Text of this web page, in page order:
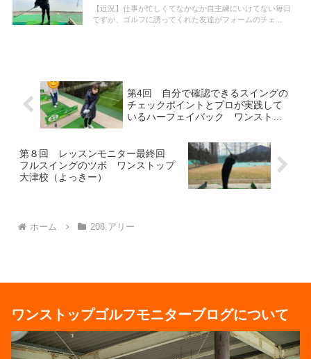
【近況】仕事が忙しくてなかなか自主練にいけてない毎日
ですが、ゴルフに誘ってくれた友達がフォームのチェ...
第4回 自分で確認できるスイングの
チェックポイントとプロが実践して
いるハーフェイバック ワンストッ
第８回 レッスンモニター最終回
フルスイングのツボ ワンストップ
大津校（よっきー）
ホーム 208.アリー
ワンストップゴルフモニターブログについて